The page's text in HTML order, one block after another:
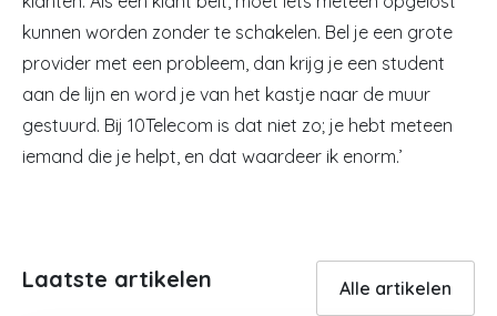
kunnen worden zonder te schakelen. Bel je een grote
provider met een probleem, dan krijg je een student
aan de lijn en word je van het kastje naar de muur
gestuurd. Bij 10Telecom is dat niet zo; je hebt meteen
iemand die je helpt, en dat waardeer ik enorm.’
Laatste artikelen Alle artikelen